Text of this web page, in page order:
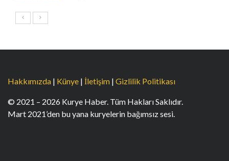
Hakkımızda | Künye | İletişim | Gizlilik Politikası
© 2021 – 2026 Kurye Haber. Tüm Hakları Saklıdır.
Mart 2021’den bu yana kuryelerin bağımsız sesi.